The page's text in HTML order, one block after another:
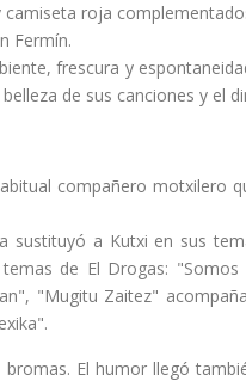
roja
Fermín.
frescura y
de sus canciones y el
compañero motxilero
sustituyó a Kutxi en sus
de El Drogas:
"Mugitu Zaitez"
El humor llegó